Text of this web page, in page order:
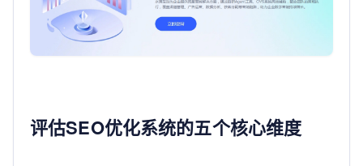
评估SEO优化系统的五个核心维度